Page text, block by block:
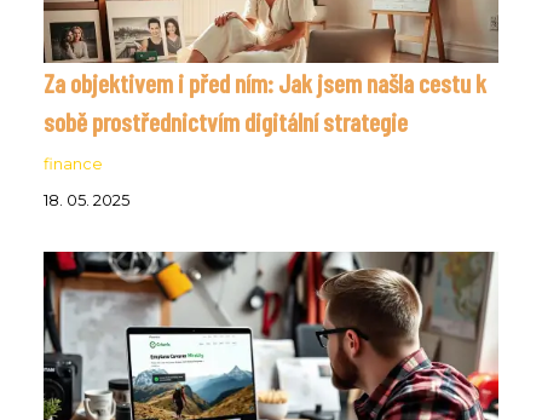
Za objektivem i před ním: Jak jsem našla cestu k
sobě prostřednictvím digitální strategie
finance
18. 05. 2025